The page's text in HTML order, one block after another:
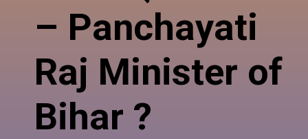
– Panchayati
Raj Minister of
Bihar ?